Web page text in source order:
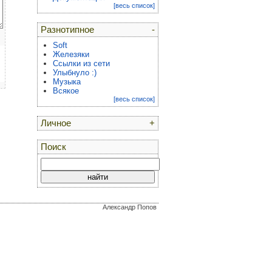
[весь список]
-
Разнотипное
Soft
Железяки
Ссылки из сети
Улыбнуло :)
Музыка
Всякое
[весь список]
+
Личное
Поиск
Александр Попов